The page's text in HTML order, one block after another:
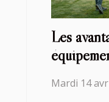
Les
joueurs
Mardi 14